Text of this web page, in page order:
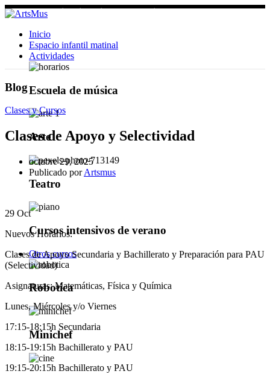
¡Desarolla tu inteligencia con la música y las artes!
Inicio
Espacio infantil matinal
Actividades
Escuela de música
Arte
Teatro
Cursos intensivos de verano
Otros cursos
Robotica
Minichef
Blog
Clases y Cursos
Clases de Apoyo y Selectividad
octubre 29, 2025
Publicado porArtsmus
29 Oct
Nuevos Horarios:
Clases de Apoyo Secundaria y Bachillerato y Preparación para PAU
(Selectividad)
Asignaturas: Matemáticas, Física y Química
Lunes, Miércoles y/o Viernes
17:15-18:15h Secundaria
18:15-19:15h Bachillerato y PAU
19:15-20:15h Bachillerato y PAU